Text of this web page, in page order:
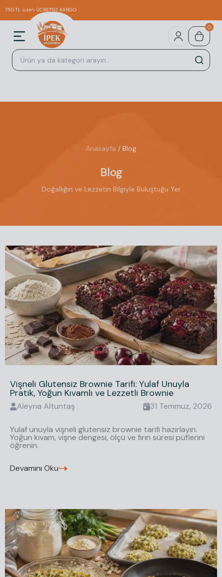
750 TL üzeri ÜCRETSİZ KARGO
0
Anasayfa / Blog
Blog
Doğallığın ve Lezzetin Bilgiyle Buluştuğu Yer
Vişneli Glutensiz Brownie Tarifi: Yulaf Unuyla
Pratik, Yoğun Kıvamlı ve Lezzetli Brownie
Aleyna Altuntaş 31 Temmuz, 2026
Yulaf unuyla vişneli glutensiz brownie tarifi hazırlayın.
Yoğun kıvam, vişne dengesi, ölçü ve fırın süresi püflerini
öğrenin.
Devamını Oku